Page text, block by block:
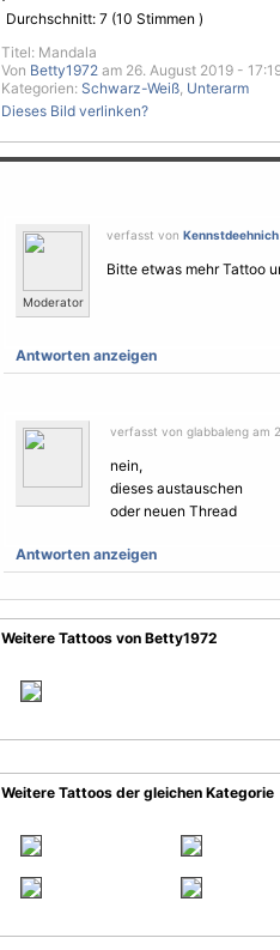
Durchschnitt: 7 (10 Stimmen )
Titel: Mandala
Von Betty1972 am 26. August 2019 -
Kategorien: Schwarz-Weiß, Unterarm
Dieses Bild verlinken?
Moderator
verfasst von Kennstdeehnich
Bitte etwas mehr Tattoo
Antworten anzeigen
verfasst von glabbaleng am
nein,
dieses austauschen
oder neuen Thread
Antworten anzeigen
Weitere Tattoos von Betty1972
Weitere Tattoos der gleichen Kategorie